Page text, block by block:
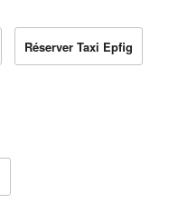
Réserver Taxi Epfig